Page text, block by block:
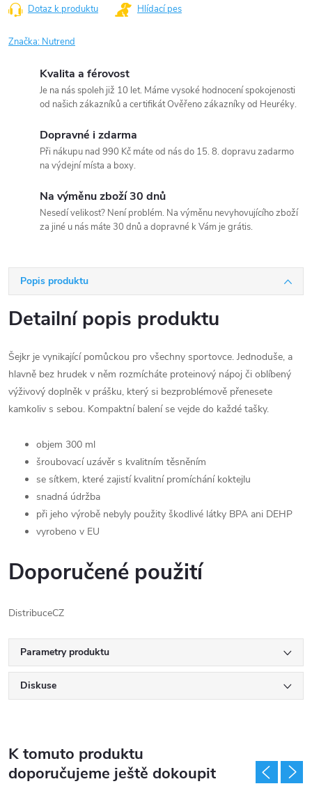
Dotaz k produktu Hlídací pes
Značka: Nutrend
Kvalita a férovost
Je na nás spoleh již 10 let. Máme vysoké hodnocení spokojenosti
od našich zákazníků a certifikát Ověřeno zákazníky od Heuréky.
Dopravné i zdarma
Při nákupu nad 990 Kč máte od nás do 15. 8. dopravu zadarmo
na výdejní místa a boxy.
Na výměnu zboží 30 dnů
Nesedí velikost? Není problém. Na výměnu nevyhovujícího zboží
za jiné u nás máte 30 dnů a dopravné k Vám je grátis.
Popis produktu
Detailní popis produktu
Šejkr je vynikající pomůckou pro všechny sportovce. Jednoduše, a
hlavně bez hrudek v něm rozmícháte proteinový nápoj či oblíbený
výživový doplněk v prášku, který si bezproblémově přenesete
kamkoliv s sebou. Kompaktní balení se vejde do každé tašky.
objem 300 ml
šroubovací uzávěr s kvalitním těsněním
se sítkem, které zajistí kvalitní promíchání koktejlu
snadná údržba
při jeho výrobě nebyly použity škodlivé látky BPA ani DEHP
vyrobeno v EU
Doporučené použití
DistribuceCZ
Parametry produktu
Diskuse
K tomuto produktu
doporučujeme ještě dokoupit